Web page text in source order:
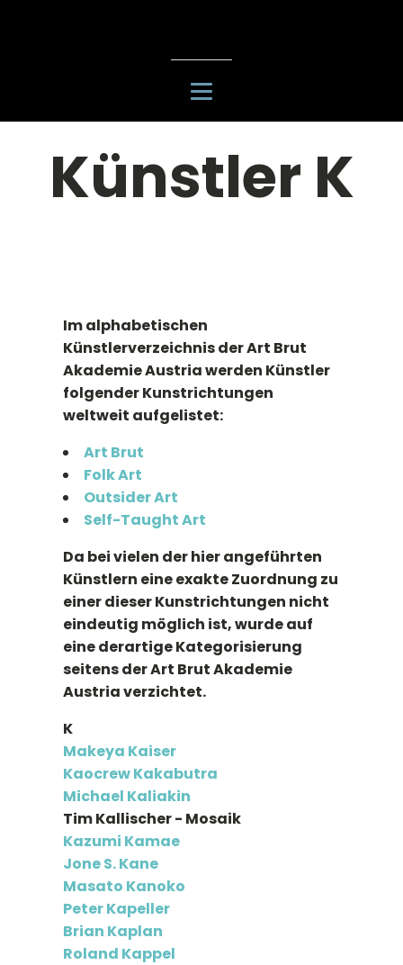
Künstler K
Im alphabetischen
Künstlerverzeichnis der Art Brut
Akademie Austria werden Künstler
folgender Kunstrichtungen
weltweit aufgelistet:
Art Brut
Folk Art
Outsider Art
Self-Taught Art
Da bei vielen der hier angeführten
Künstlern eine exakte Zuordnung zu
einer dieser Kunstrichtungen nicht
eindeutig möglich ist, wurde auf
eine derartige Kategorisierung
seitens der Art Brut Akademie
Austria verzichtet.
K
Makeya Kaiser
Kaocrew Kakabutra
Michael Kaliakin
Tim Kallischer - Mosaik
Kazumi Kamae
Jone S. Kane
Masato Kanoko
Peter Kapeller
Brian Kaplan
Roland Kappel